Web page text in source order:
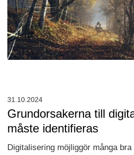
Grundorsakerna till
måste identifieras
Digitalisering möjliggör många
31.10.2024